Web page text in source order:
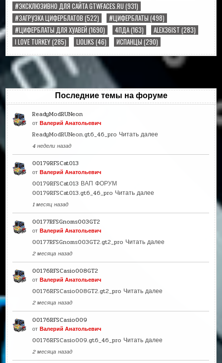
#ЭКСКЛЮЗИВНО ДЛЯ САЙТА GTWFACES.RU (931)
#ЗАГРУЗКА ЦИФЕРБЛАТОВ (522) #ЦИФЕРБЛАТЫ (498)
#ЦИФЕРБЛАТЫ ДЛЯ ХУАВЕЙ (1690) 4ПДА(163) ALEX36IST (283)
I LOVE TURKEY(285) LIOLIKS (46) ИСПАНЦЫ (290)
Последние темы на форуме
ReadyModRUNeon
отВалерий Анатольевич
ReadyModRUNeon.gt6_46_pro Читать далее
4 недели назад
00179RFSCat013
отВалерий Анатольевич
00179RFSCat013 ВАП ФОРУМ
00179RFSCat013.gt6_46_pro Читать далее
1 месяц назад
00177RFSGnoms003GT2
отВалерий Анатольевич
00177RFSGnoms003GT2.gt2_pro Читать далее
2 месяца назад
00176RFSCasio008GT2
отВалерий Анатольевич
00176RFSCasio008GT2.gt2_pro Читать далее
2 месяца назад
00176RFSCasio009
отВалерий Анатольевич
00176RFSCasio009.gt6_46_pro Читать далее
2 месяца назад